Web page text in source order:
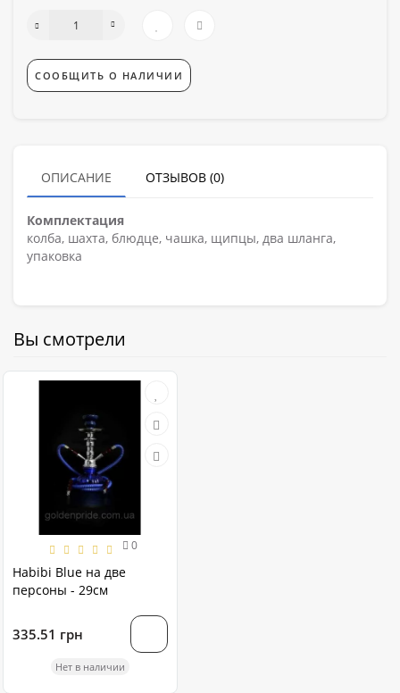
СООБЩИТЬ О НАЛИЧИИ
ОПИСАНИЕ ОТЗЫВОВ (0)
Комплектация
колба, шахта, блюдце, чашка, щипцы, два шланга,
упаковка
Вы смотрели
0
Habibi Blue на две
персоны - 29см
335.51 грн
Нет в наличии